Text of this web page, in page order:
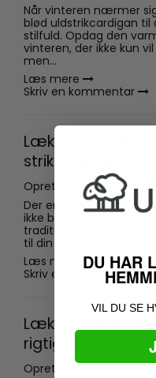
Når vinteren nærmer
blød uldstrikcardigan til
stilfuld. Opdag den
vinteren, der ikke kun
men...
Læs mere
Skriv en kommentar
Lækre Islandske
striktrøje her
Oprettet d.09/11 2023
Der er noget helt
ikke bare varme og
tradition og historie.
til din garderobe og
Læs mere
Skriv en kommentar
Lækre
rigtige hyggesok
Oprettet d.31/10 2023
DU HAR
VIL DU SE